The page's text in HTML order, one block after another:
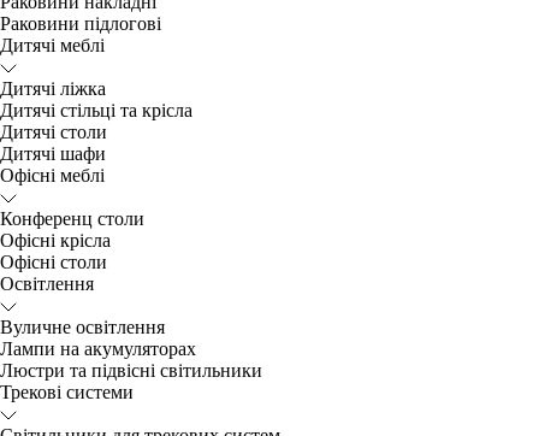
Раковини підлогові
Дитячі меблі
Дитячі ліжка
Дитячі стільці та крісла
Дитячі столи
Дитячі шафи
Офісні меблі
Конференц столи
Офісні крісла
Офісні столи
Освітлення
Вуличне освітлення
Лампи на акумуляторах
Люстри та підвісні світильники
Трекові системи